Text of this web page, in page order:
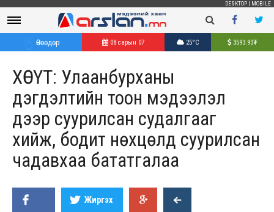
DESKTOP MOBILE
Өнөөдөр 08 сарын 07 25°C 3593.93₮
ХӨСҮТ: Улаанбурханы
дэгдэлтийн тоон мэдээлэл
дээр суурилсан судалгааг
хийж, бодит нөхцөлд суурилсан
чадавхаа бататгалаа
Жиргэх